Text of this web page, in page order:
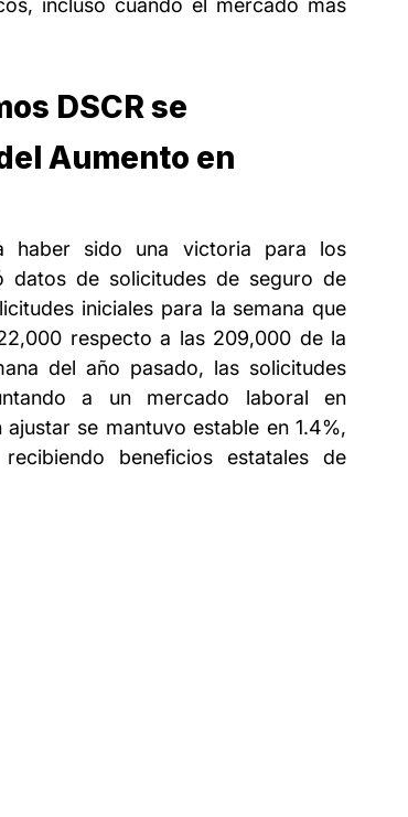
incluso cuando el mercado más
DSCR se
Aumento en
haber sido una victoria para los
datos de solicitudes de seguro de
iniciales para la semana que
respecto a las 209,000 de la
del año pasado, las solicitudes
a un mercado laboral en
se mantuvo estable en 1.4%,
beneficios estatales de